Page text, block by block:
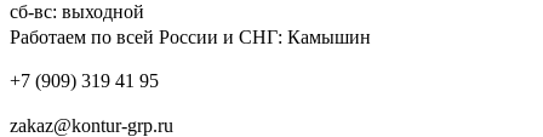
сб-вс: выходной
Работаем по всей России и СНГ: Камышин
+7 (909) 319 41 95
zakaz@kontur-grp.ru